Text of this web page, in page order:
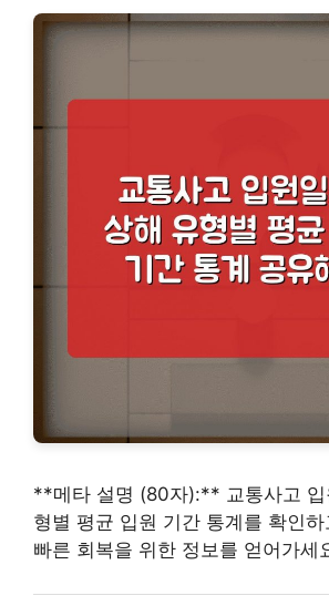
**메타 설명 (80자):** 교통사고 입
형별 평균 입원 기간 통계를 확인
빠른 회복을 위한 정보를 얻어가세